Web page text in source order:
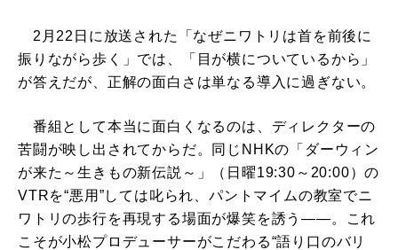
2月22日に放送された「なぜニワトリは首を前後に
振りながら歩く」では、「目が横についているから」
が答えだが、正解の面白さは単なる導入に過ぎない。
番組として本当に面白くなるのは、ディレクターの
苦闘が映し出されてからだ。同じNHKの「ダーウィン
が来た～生きもの新伝説～」（日曜19:30～20:00）の
VTRを“悪用”しては叱られ、パントマイムの教室でニ
ワトリの歩行を再現する場面が爆笑を誘う――。これ
こそが小松プロデューサーがこだわる“語り口のバリ